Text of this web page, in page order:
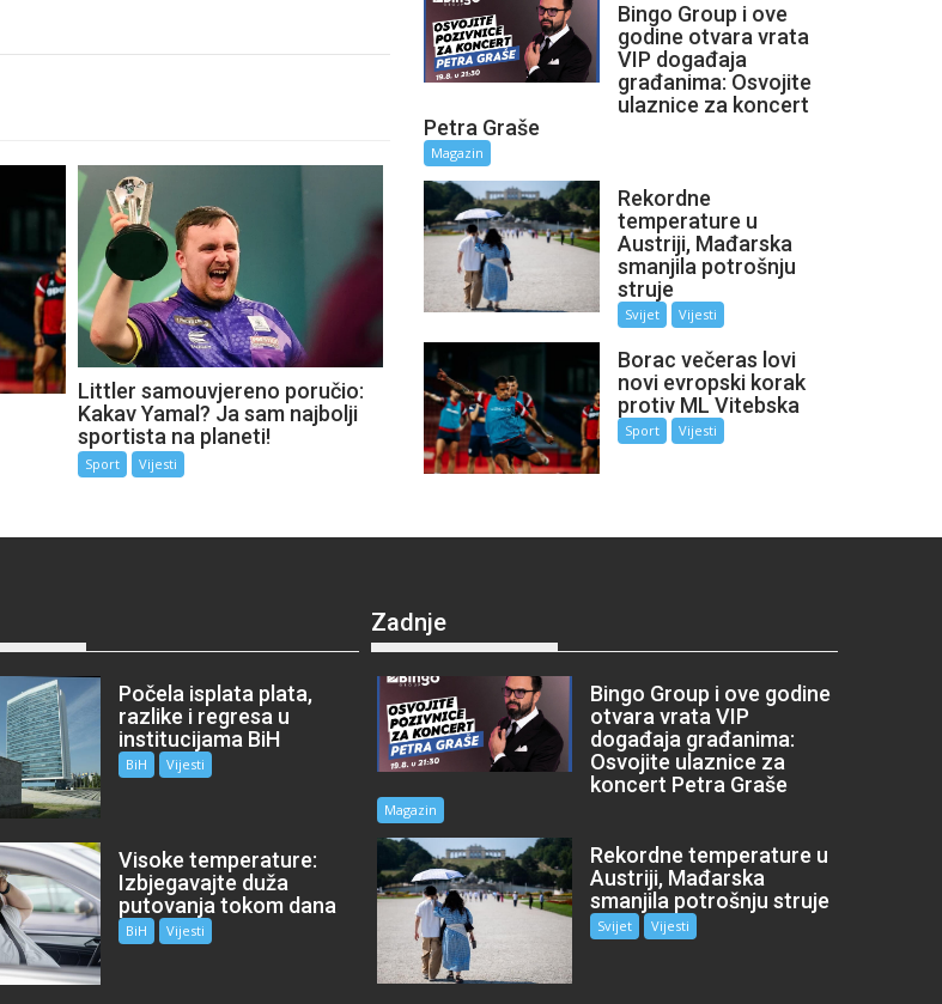
Littler samouvjereno poručio:
Kakav Yamal? Ja sam najbolji
sportista na planeti!
Sport Vijesti
Bingo Group i ove
godine otvara vrata
VIP događaja
građanima: Osvojite
ulaznice za koncert
Petra Graše
Magazin
Rekordne
temperature u
Austriji, Mađarska
smanjila potrošnju
struje
Svijet Vijesti
Borac večeras lovi
novi evropski korak
protiv ML Vitebska
Sport Vijesti
Počela isplata plata,
razlike i regresa u
institucijama BiH
BiH Vijesti
Visoke temperature:
Izbjegavajte duža
putovanja tokom dana
BiH Vijesti
Zadnje
Bingo Group i ove godine
otvara vrata VIP
događaja građanima:
Osvojite ulaznice za
koncert Petra Graše
Magazin
Rekordne temperature u
Austriji, Mađarska
smanjila potrošnju struje
Svijet Vijesti